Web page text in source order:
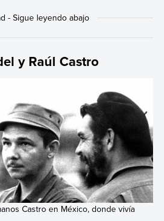
y Raúl Castro
Castro en México, donde vivía